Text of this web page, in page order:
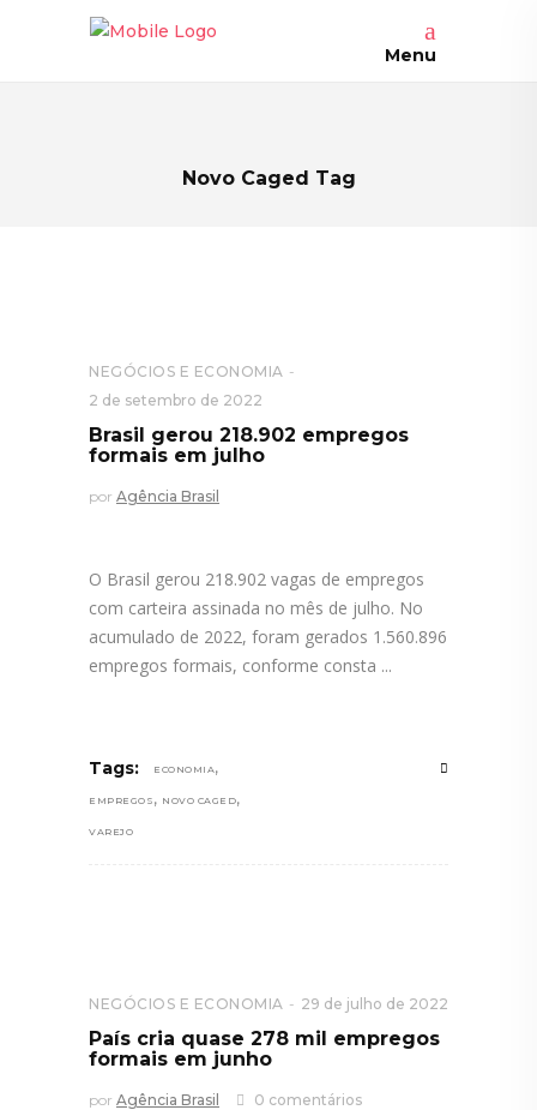
Menu
Novo Caged Tag
NEGÓCIOS E ECONOMIA
2 de setembro de 2022
Brasil gerou 218.902 empregos
formais em julho
por Agência Brasil
O Brasil gerou 218.902 vagas de empregos
com carteira assinada no mês de julho. No
acumulado de 2022, foram gerados 1.560.896
empregos formais, conforme consta
Tags: ECONOMIA,
EMPREGOS , NOVO CAGED,
VAREJO
NEGÓCIOS E ECONOMIA 29 de julho de 2022
País cria quase 278 mil empregos
formais em junho
por Agência Brasil 0 comentários